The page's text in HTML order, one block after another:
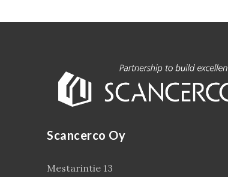
Scancerco Oy
Mestarintie 13